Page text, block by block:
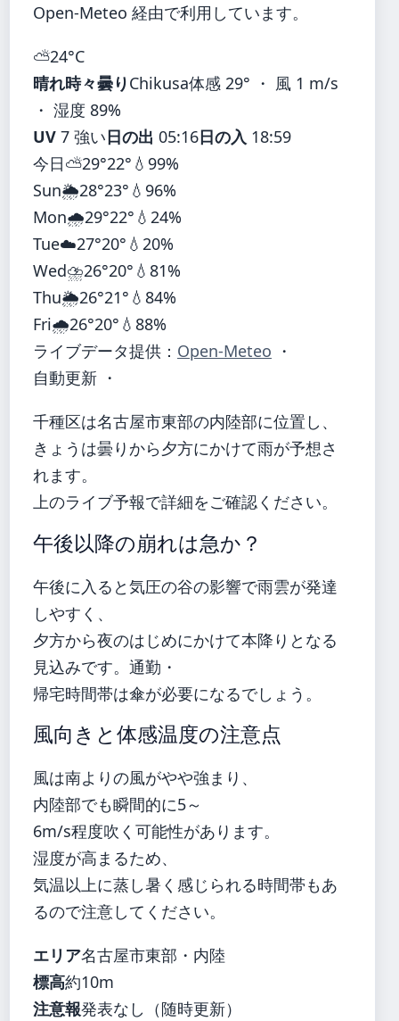
Open-Meteo 経由で利用しています。
⛅24°C
晴れ時々曇りChikusa体感 29° ・ 風 1 m/s
・ 湿度 89%
UV 7 強い日の出 05:16日の入 18:59
今日⛅29°22° 💧99%
Sun🌦️28°23° 💧96%
Mon🌧️29°22° 💧24%
Tue☁️27°20° 💧20%
Wed⛈️26°20° 💧81%
Thu🌦️26°21° 💧84%
Fri🌧️26°20° 💧88%
ライブデータ提供： Open-Meteo ・
自動更新 ・
千種区は名古屋市東部の内陸部に位置し、
きょうは曇りから夕方にかけて雨が予想さ
れます。
上のライブ予報で詳細をご確認ください。
午後以降の崩れは急か？
午後に入ると気圧の谷の影響で雨雲が発達
しやすく、
夕方から夜のはじめにかけて本降りとなる
見込みです。通勤・
帰宅時間帯は傘が必要になるでしょう。
風向きと体感温度の注意点
風は南よりの風がやや強まり、
内陸部でも瞬間的に5～
6m/s程度吹く可能性があります。
湿度が高まるため、
気温以上に蒸し暑く感じられる時間帯もあ
るので注意してください。
エリア名古屋市東部・内陸
標高約10m
注意報発表なし（随時更新）